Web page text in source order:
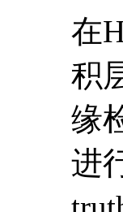
在
积
缘
进